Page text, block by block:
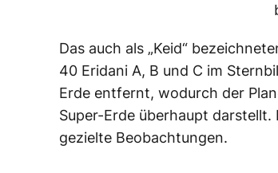
Das auch als „Keid“
40 Eridani A, B und C im
Erde entfernt, wodurch der
Super-Erde überhaupt
gezielte Beobachtungen.